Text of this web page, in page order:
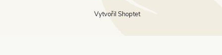
Vytvořil Shoptet